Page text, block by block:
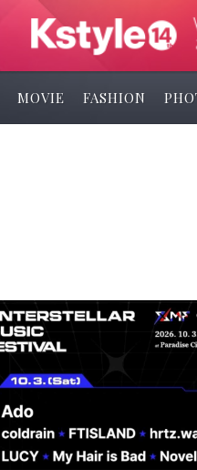
MOVIE FASHION